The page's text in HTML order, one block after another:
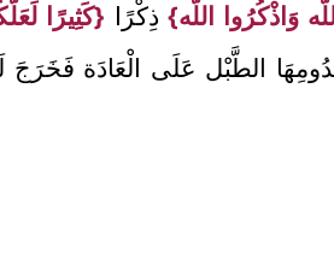
وَاذْكُرُوا اللَّه}ذِكْرًا {كَثِيرًا
الطَّبْل عَلَى الْعَادَة فَخَرَجَ